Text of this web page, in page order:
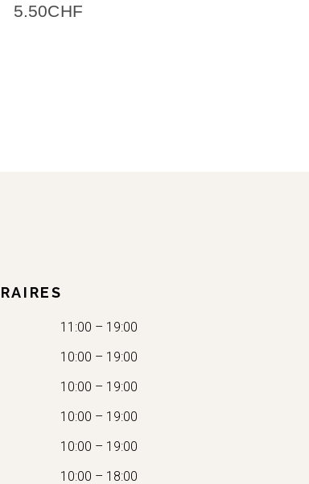
5.50CHF
11:00 – 19:00
10:00 – 19:00
10:00 – 19:00
10:00 – 19:00
10:00 – 19:00
10:00 – 18:00